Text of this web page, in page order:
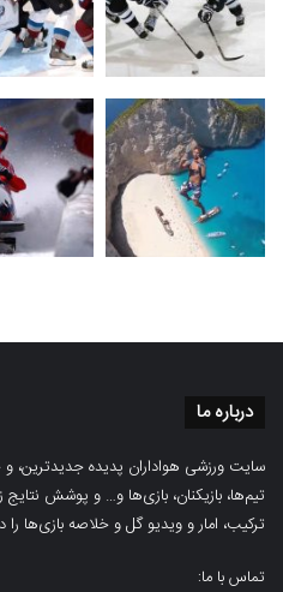
درباره ما
سایت ورزشی هواداران پدیده جدیدترین،
تیم‌ها، بازیکنان، بازی‌ها و… و پوشش
ترکیب، امار و ویدیو‌‌ گل‌ و خلاصه بازی‌ها را
تماس با ما: